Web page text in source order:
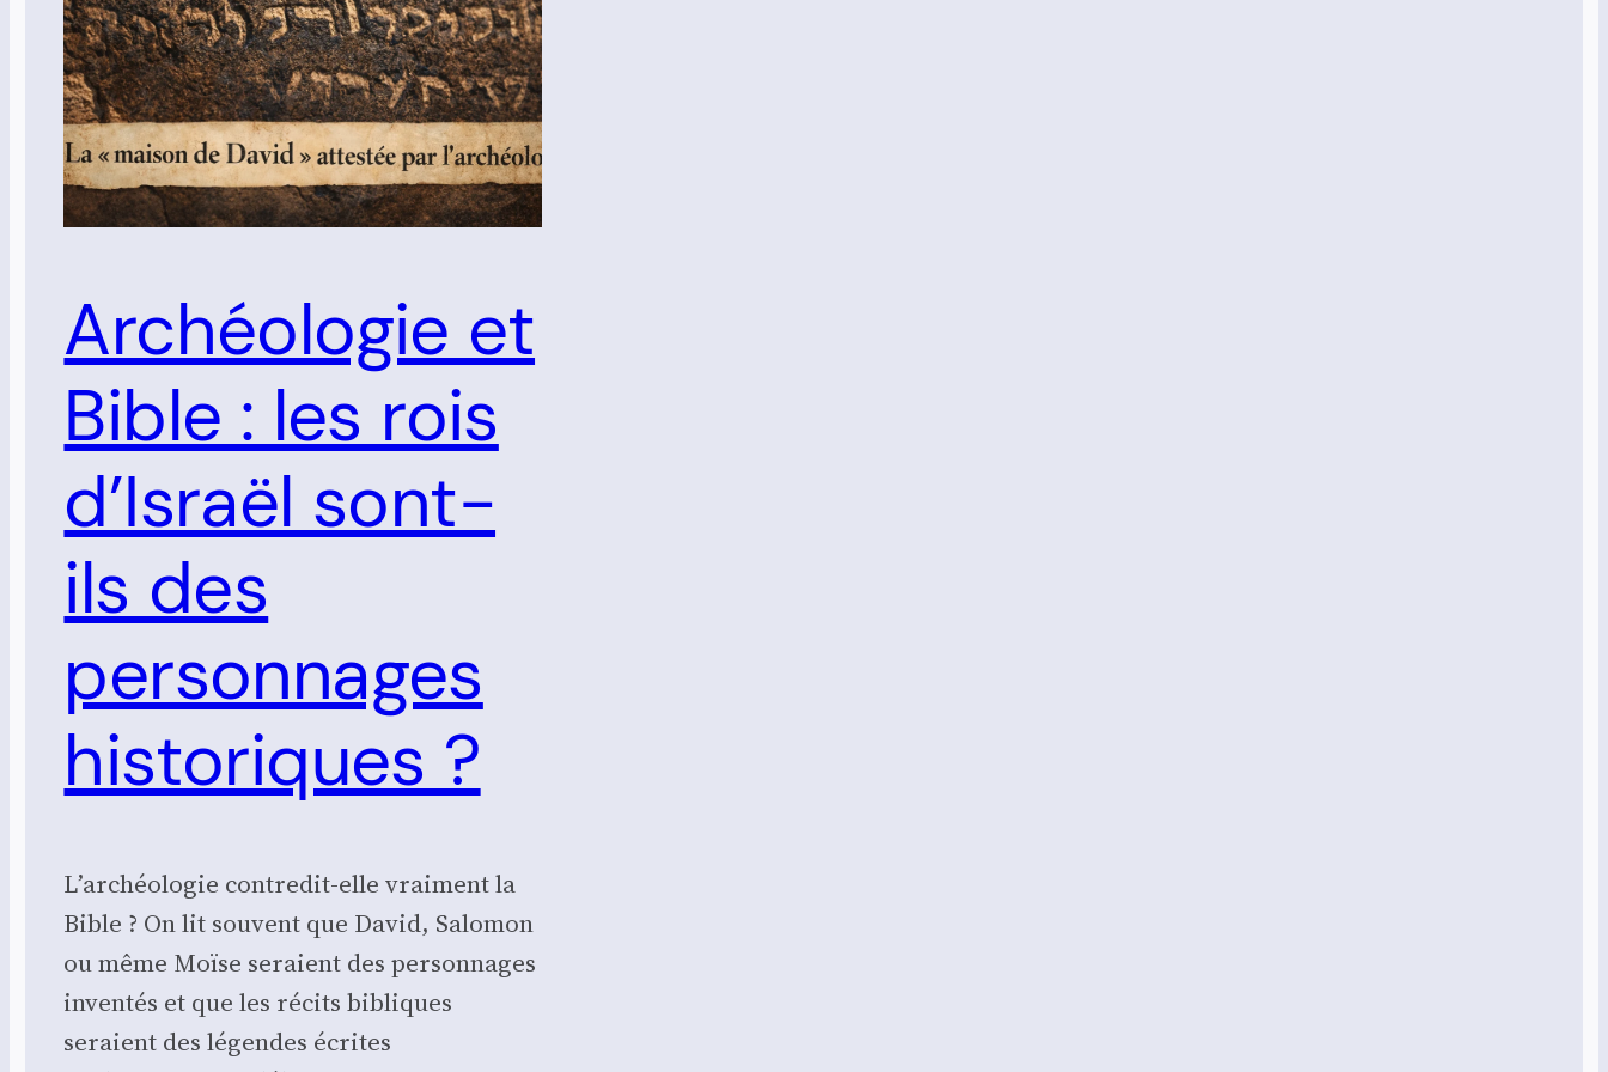
Archéologie et
Bible : les rois
d’Israël sont-
ils des
personnages
historiques ?
L’archéologie contredit-elle vraiment la
Bible ? On lit souvent que David, Salomon
ou même Moïse seraient des personnages
inventés et que les récits bibliques
seraient des légendes écrites